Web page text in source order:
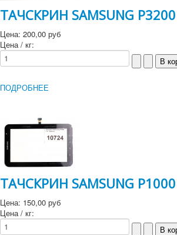
ТАЧСКРИН SAMSUNG
Цена: 200,00 руб
Цена / кг:
ПОДРОБНЕЕ
ТАЧСКРИН SAMSUNG
Цена: 150,00 руб
Цена / кг: